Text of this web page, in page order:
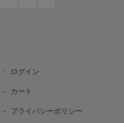
ログイン
カート
プライバシーポリシー